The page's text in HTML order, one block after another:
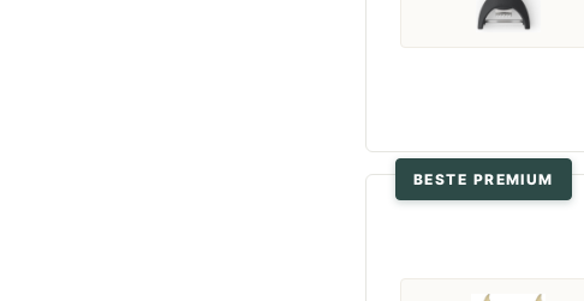
BESTE PREMIUM